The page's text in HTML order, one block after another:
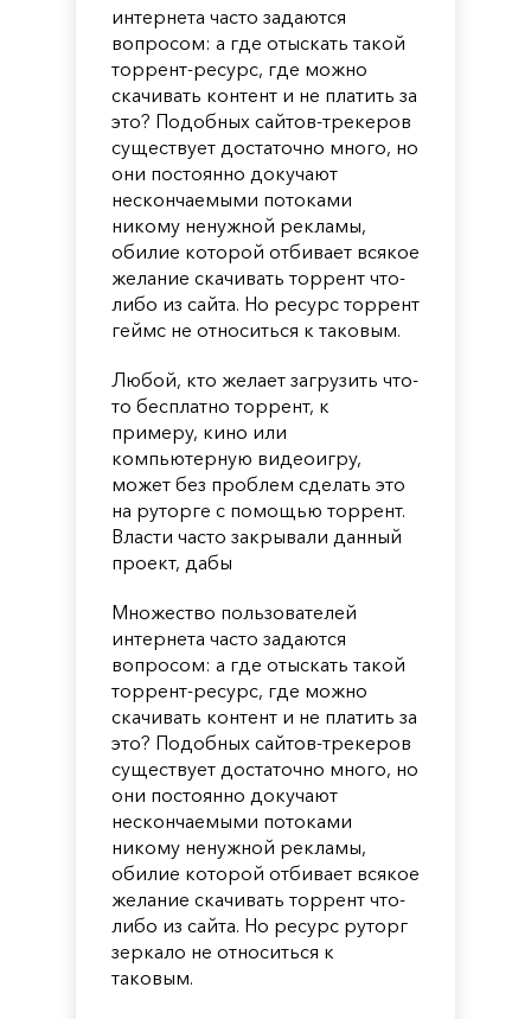
интернета часто задаются
вопросом: а где отыскать такой
торрент-ресурс, где можно
скачивать контент и не платить за
это? Подобных сайтов-трекеров
существует достаточно много, но
они постоянно докучают
нескончаемыми потоками
никому ненужной рекламы,
обилие которой отбивает всякое
желание скачивать торрент что-
либо из сайта. Но ресурс торрент
геймс не относиться к таковым.
Любой, кто желает загрузить что-
то бесплатно торрент, к
примеру, кино или
компьютерную видеоигру,
может без проблем сделать это
на руторге с помощью торрент.
Власти часто закрывали данный
проект, дабы
Множество пользователей
интернета часто задаются
вопросом: а где отыскать такой
торрент-ресурс, где можно
скачивать контент и не платить за
это? Подобных сайтов-трекеров
существует достаточно много, но
они постоянно докучают
нескончаемыми потоками
никому ненужной рекламы,
обилие которой отбивает всякое
желание скачивать торрент что-
либо из сайта. Но ресурс руторг
зеркало не относиться к
таковым.